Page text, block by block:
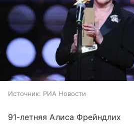
Источник: РИА Новости
91-летняя Алиса Фрейндлих